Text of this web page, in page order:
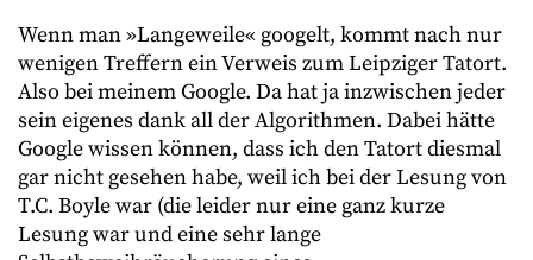
Wenn man »Langeweile« googelt, kommt nach nur
wenigen Treffern ein Verweis zum Leipziger Tatort.
Also bei meinem Google. Da hat ja inzwischen jeder
sein eigenes dank all der Algorithmen. Dabei hätte
Google wissen können, dass ich den Tatort diesmal
gar nicht gesehen habe, weil ich bei der Lesung von
T.C. Boyle war (die leider nur eine ganz kurze
Lesung war und eine sehr lange